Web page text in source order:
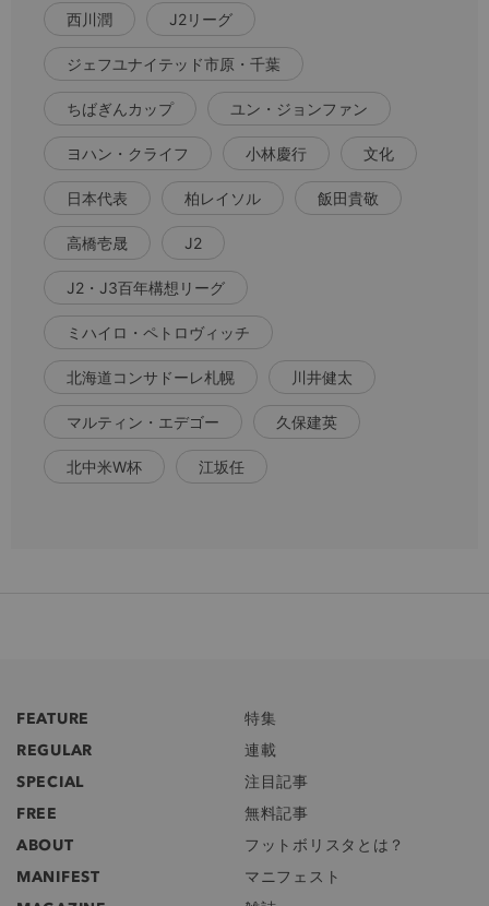
西川潤 J2リーグ
ジェフユナイテッド市原・千葉
ちばぎんカップ ユン・ジョンファン
ヨハン・クライフ 小林慶行 文化
日本代表 柏レイソル 飯田貴敬
高橋壱晟 J2
J2・J3百年構想リーグ
ミハイロ・ペトロヴィッチ
北海道コンサドーレ札幌 川井健太
マルティン・エデゴー 久保建英
北中米W杯 江坂任
FEATURE
特集
REGULAR
連載
SPECIAL
注目記事
FREE
無料記事
ABOUT
フットボリスタとは？
MANIFEST
マニフェスト